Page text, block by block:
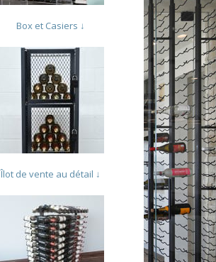
Box et Casiers ↓
Îlot de vente au détail ↓